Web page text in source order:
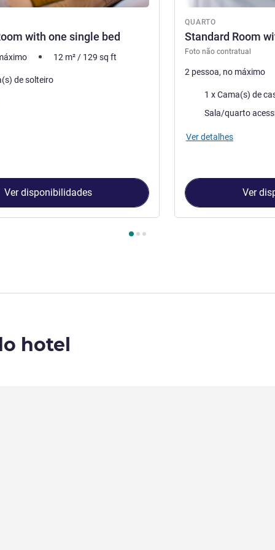
with one single bed
12 m² / 129 sq ft
de solteiro
Ver disponibilidades
QUARTO
Standard Room
Foto não contratual
2 pessoa, no máximo
Roupa de cama
1 x Cama(s) de
Sala/quarto
Ver detalhes
Ver
hotel